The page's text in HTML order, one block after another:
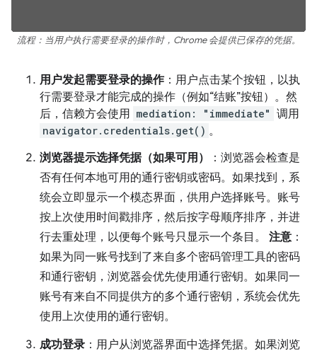
流程：当用户执行需要登录的操作时，Chrome 会提供已保存的凭据。
用户发起需要登录的操作：用户点击某个按钮，以执
行需要登录才能完成的操作（例如“结账”按钮）。然
后，信赖方会使用 mediation: "immediate" 调用
navigator.credentials.get() 。
浏览器提示选择凭据（如果可用）
：浏览器会检查是
否有任何本地可用的通行密钥或密码。如果找到，系
统会立即显示一个模态界面，供用户选择账号。账号
按上次使用时间戳排序，然后按字母顺序排序，并进
行去重处理，以便每个账号只显示一个条目。 注意 ：
如果为同一账号找到了来自多个密码管理工具的密码
和通行密钥，浏览器会优先使用通行密钥。如果同一
账号有来自不同提供方的多个通行密钥，系统会优先
使用上次使用的通行密钥。
成功登录 ：用户从浏览器界面中选择凭据。如果浏览